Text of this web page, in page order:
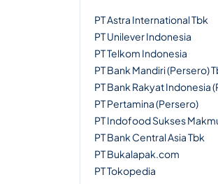
PT Astra International Tbk
PT Unilever Indonesia
PT Telkom Indonesia
PT Bank Mandiri (Persero)
PT Bank Rakyat Indonesia
PT Pertamina (Persero)
PT Indofood Sukses
PT Bank Central Asia Tbk
PT Bukalapak.com
PT Tokopedia